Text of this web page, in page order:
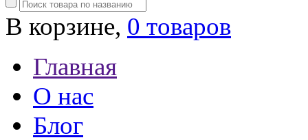
В корзине, 0 товаров
Главная
О нас
Блог